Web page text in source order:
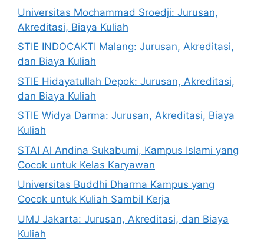
Universitas Mochammad Sroedji: Jurusan,
Akreditasi, Biaya Kuliah
STIE INDOCAKTI Malang: Jurusan, Akreditasi,
dan Biaya Kuliah
STIE Hidayatullah Depok: Jurusan, Akreditasi,
dan Biaya Kuliah
STIE Widya Darma: Jurusan, Akreditasi, Biaya
Kuliah
STAI Al Andina Sukabumi, Kampus Islami yang
Cocok untuk Kelas Karyawan
Universitas Buddhi Dharma Kampus yang
Cocok untuk Kuliah Sambil Kerja
UMJ Jakarta: Jurusan, Akreditasi, dan Biaya
Kuliah